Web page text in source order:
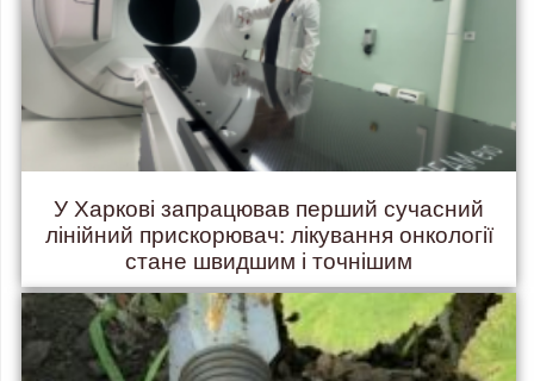
У Харкові запрацював перший сучасний
лінійний прискорювач: лікування онкології
стане швидшим і точнішим